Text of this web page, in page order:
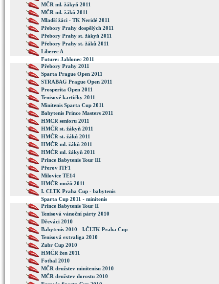
MČR ml. žákyň 2011
MČR ml. žáků 2011
Mladší žáci - TK Neridé 2011
Přebory Prahy dospělých 2011
Přebory Prahy st. žákyň 2011
Přebory Prahy st. žáků 2011
Liberec A
Future: Jablonec 2011
Přebory Prahy 2011
Sparta Prague Open 2011
STRABAG Prague Open 2011
Prosperita Open 2011
Tenisové kartičky 2011
Minitenis Sparta Cup 2011
Babytenis Prince Masters 2011
HMCR senioru 2011
HMČR st. žákyň 2011
HMČR st. žáků 2011
HMČR ml. žáků 2011
HMČR ml. žákyň 2011
Prince Babytenis Tour III
Přerov ITF1
Milovice TE14
HMČR mužů 2011
I. CLTK Praha Cup - babytenis
Sparta Cup 2011 - minitenis
Prince Babytenis Tour II
Tenisová vánoční párty 2010
Dřeváci 2010
Babytenis 2010 - I.ČLTK Praha Cup
Tenisová extraliga 2010
Zubr Cup 2010
HMČR žen 2011
Fotbal 2010
MČR družstev minitenisu 2010
MČR družstev dorostu 2010